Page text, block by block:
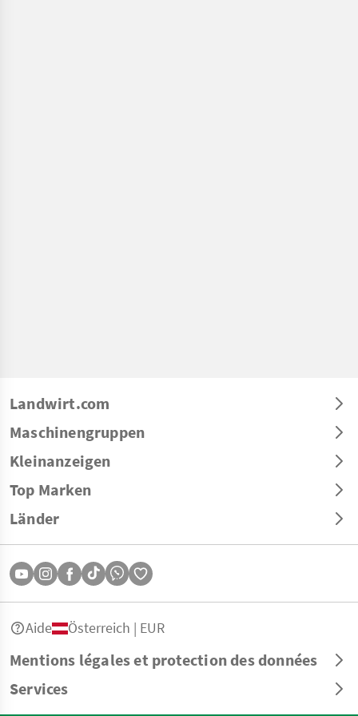
Landwirt.com
Maschinengruppen
Kleinanzeigen
Top Marken
Länder
Mentions légales et protection des données
Services
Aide Österreich | EUR